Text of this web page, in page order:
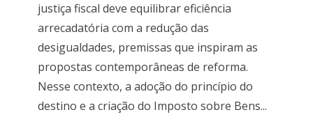
justiça fiscal deve equilibrar eficiência
arrecadatória com a redução das
desigualdades, premissas que inspiram as
propostas contemporâneas de reforma.
Nesse contexto, a adoção do princípio do
destino e a criação do Imposto sobre Bens...